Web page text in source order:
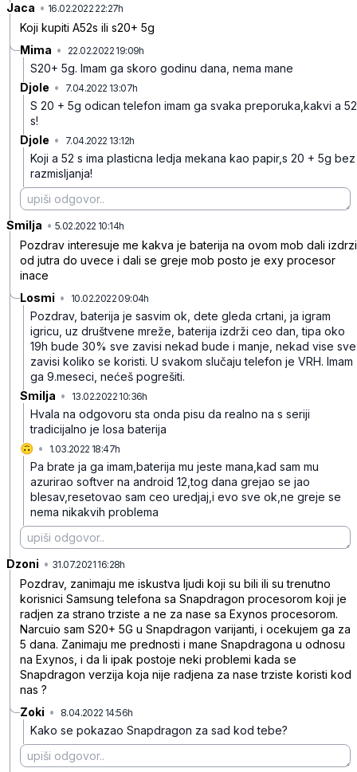
Jaca • 16.02.2022 22:27h
Koji kupiti A52s ili s20+ 5g
Mima • 22.02.2022 19:09h
S20+ 5g. Imam ga skoro godinu dana, nema mane
Djole • 7.04.2022 13:07h
S 20 + 5g odican telefon imam ga svaka preporuka,kakvi a 52
s!
Djole • 7.04.2022 13:12h
Koji a 52 s ima plasticna ledja mekana kao papir,s 20 + 5g bez
razmisljanja!
Smilja • 5.02.2022 10:14h
Pozdrav interesuje me kakva je baterija na ovom mob dali izdrzi
od jutra do uvece i dali se greje mob posto je exy procesor
inace
Losmi • 10.02.2022 09:04h
Pozdrav, baterija je sasvim ok, dete gleda crtani, ja igram
igricu, uz društvene mreže, baterija izdrži ceo dan, tipa oko
19h bude 30% sve zavisi nekad bude i manje, nekad vise sve
zavisi koliko se koristi. U svakom slučaju telefon je VRH. Imam
ga 9.meseci, nećeš pogrešiti.
Smilja • 13.02.2022 10:36h
Hvala na odgovoru sta onda pisu da realno na s seriji
tradicijalno je losa baterija
🙃 • 1.03.2022 18:47h
Pa brate ja ga imam,baterija mu jeste mana,kad sam mu
azurirao softver na android 12,tog dana grejao se jao
blesav,resetovao sam ceo uredjaj,i evo sve ok,ne greje se
nema nikakvih problema
Dzoni • 31.07.2021 16:28h
Pozdrav, zanimaju me iskustva ljudi koji su bili ili su trenutno
korisnici Samsung telefona sa Snapdragon procesorom koji je
radjen za strano trziste a ne za nase sa Exynos procesorom.
Narcuio sam S20+ 5G u Snapdragon varijanti, i ocekujem ga za
5 dana. Zanimaju me prednosti i mane Snapdragona u odnosu
na Exynos, i da li ipak postoje neki problemi kada se
Snapdragon verzija koja nije radjena za nase trziste koristi kod
nas ?
Zoki • 8.04.2022 14:56h
Kako se pokazao Snapdragon za sad kod tebe?